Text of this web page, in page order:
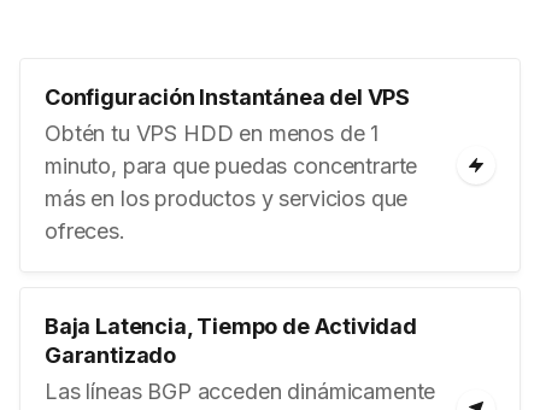
Configuración Instantánea del VPS
Obtén tu VPS HDD en menos de 1
minuto, para que puedas concentrarte
más en los productos y servicios que
ofreces.
Baja Latencia, Tiempo de Actividad
Garantizado
Las líneas BGP acceden dinámicamente